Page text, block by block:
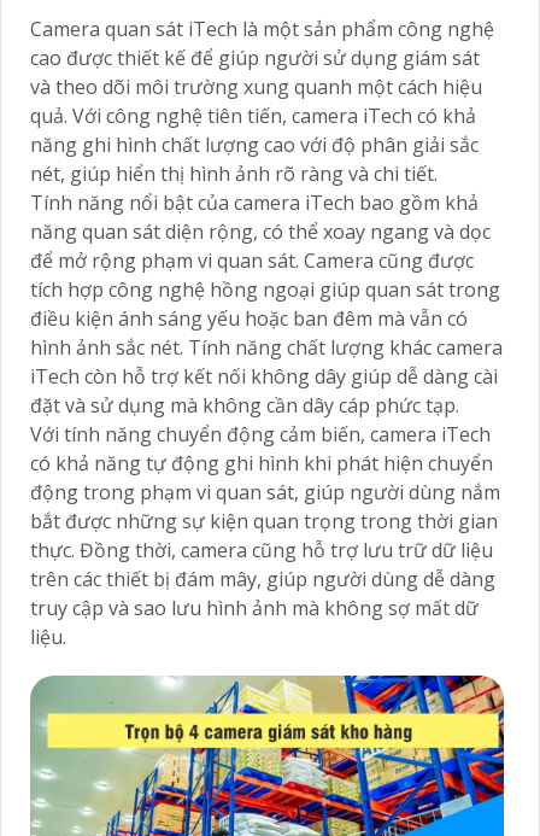
Camera quan sát iTech là một sản phẩm công nghệ
cao được thiết kế để giúp người sử dụng giám sát
và theo dõi môi trường xung quanh một cách hiệu
quả. Với công nghệ tiên tiến, camera iTech có khả
năng ghi hình chất lượng cao với độ phân giải sắc
nét, giúp hiển thị hình ảnh rõ ràng và chi tiết.
Tính năng nổi bật của camera iTech bao gồm khả
năng quan sát diện rộng, có thể xoay ngang và dọc
để mở rộng phạm vi quan sát. Camera cũng được
tích hợp công nghệ hồng ngoại giúp quan sát trong
điều kiện ánh sáng yếu hoặc ban đêm mà vẫn có
hình ảnh sắc nét. Tính năng chất lượng khác camera
iTech còn hỗ trợ kết nối không dây giúp dễ dàng cài
đặt và sử dụng mà không cần dây cáp phức tạp.
Với tính năng chuyển động cảm biến, camera iTech
có khả năng tự động ghi hình khi phát hiện chuyển
động trong phạm vi quan sát, giúp người dùng nắm
bắt được những sự kiện quan trọng trong thời gian
thực. Đồng thời, camera cũng hỗ trợ lưu trữ dữ liệu
trên các thiết bị đám mây, giúp người dùng dễ dàng
truy cập và sao lưu hình ảnh mà không sợ mất dữ
liệu.